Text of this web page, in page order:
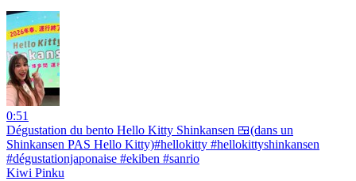
0:51
Dégustation du bento Hello Kitty Shinkansen 🍱(dans un
Shinkansen PAS Hello Kitty)#hellokitty #hellokittyshinkansen
#dégustationjaponaise #ekiben #sanrio
Kiwi Pinku